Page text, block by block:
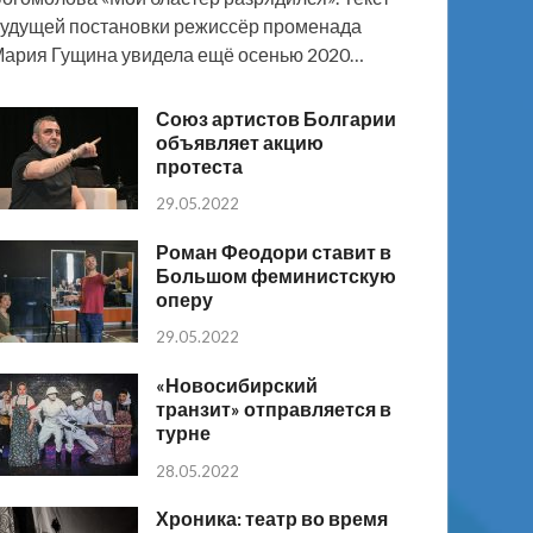
постановки режиссёр променада
Гущина увидела ещё осенью 2020…
Союз артистов Болгарии
объявляет акцию
протеста
29.05.2022
Роман Феодори ставит в
Большом феминистскую
оперу
29.05.2022
«Новосибирский
транзит» отправляется в
турне
28.05.2022
Хроника: театр во время